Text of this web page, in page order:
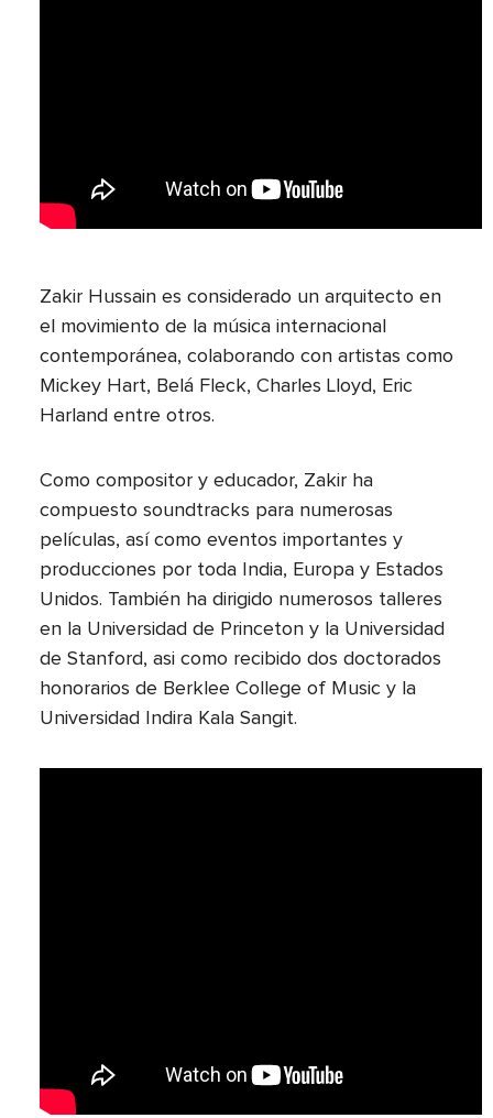
Zakir Hussain es considerado un arquitecto en
el movimiento de la música internacional
contemporánea, colaborando con artistas como
Mickey Hart, Belá Fleck, Charles Lloyd, Eric
Harland entre otros.
Como compositor y educador, Zakir ha
compuesto soundtracks para numerosas
películas, así como eventos importantes y
producciones por toda India, Europa y Estados
Unidos. También ha dirigido numerosos talleres
en la Universidad de Princeton y la Universidad
de Stanford, asi como recibido dos doctorados
honorarios de Berklee College of Music y la
Universidad Indira Kala Sangit.